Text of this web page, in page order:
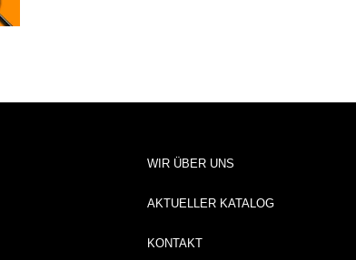
WIR ÜBER UNS
AKTUELLER KATALOG
KONTAKT